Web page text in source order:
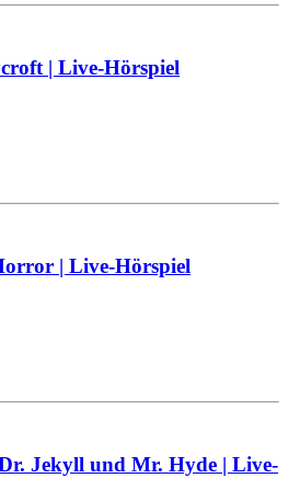
| Live-Hörspiel
| Live-Hörspiel
Jekyll und Mr. Hyde | Live-